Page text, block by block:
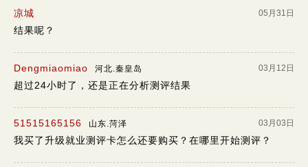
05月31日
凉城
结果呢？
03月12日
Dengmiaomiao 河北.秦皇岛
超过24小时了，还是正在分析测评结果
03月03日
51515165156 山东.菏泽
我买了升级就业测评卡怎么还要购买？在哪里开始测评？